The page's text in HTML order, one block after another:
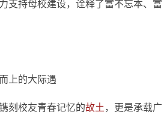
支持母校建设，诠释了富不忘本、富
上的大际遇
刻校友青春记忆的故土，更是承载广